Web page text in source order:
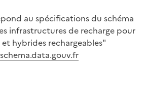
au spécifications du schéma
infrastructures de recharge pour
hybrides rechargeables"
schema.data.gouv.fr